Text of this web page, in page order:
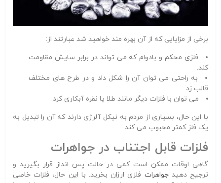
برخی از مزایایی که از آن بهره مند خواهید شد عبارتند از:
فلزی محکم و بادوام که می تواند در برابر سایش مقاومت
کند.
به راحتی می توان آن را شکل داد و در طرح های مختلف
قالب زد.
می توان با فلزات دیگر مانند طلا یا نقره آبکاری کرد.
با این حال، بسیاری از مردم به نیکل آلرژی دارند که آن را تبدیل به
یک فلز کمتر محبوب می کند.
فلزات قابل اجتناب در جواهرات
گاهی اوقات ممکن است کمی در حالت پس انداز قرار بگیرید و
ترجیح دهیدجواهرات فلزی ارزان بخرید. با این حال، فلزات خاصی